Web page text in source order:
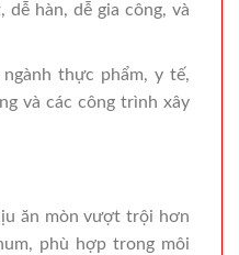
dễ hàn, dễ gia công, và
thực phẩm, y tế,
và các công trình xây
ăn mòn vượt trội hơn
phù hợp trong môi